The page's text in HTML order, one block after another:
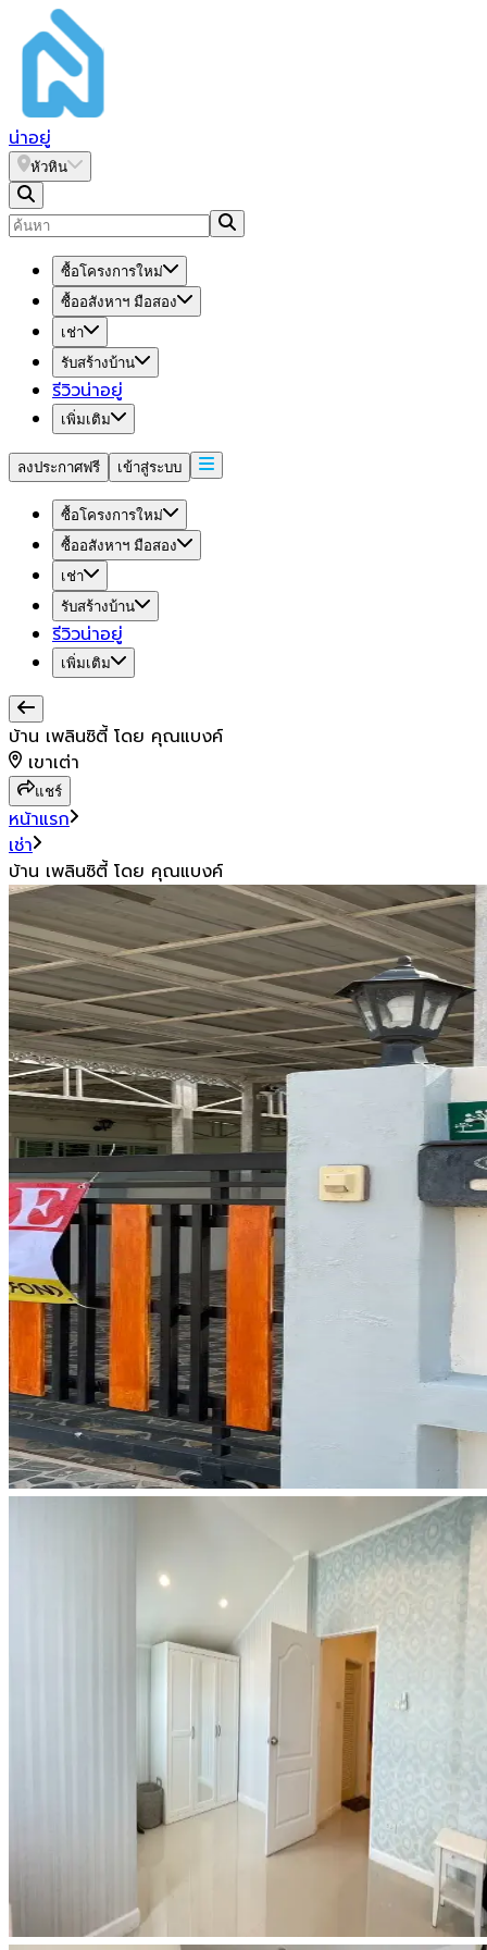
น่าอยู่
หัวหิน
ซื้อโครงการใหม่
ซื้ออสังหาฯ มือสอง
เช่า
รับสร้างบ้าน
รีวิวน่าอยู่
เพิ่มเติม
ลงประกาศฟรี เข้าสู่ระบบ
ซื้อโครงการใหม่
ซื้ออสังหาฯ มือสอง
เช่า
รับสร้างบ้าน
รีวิวน่าอยู่
เพิ่มเติม
บ้าน เพลินซิตี้ โดย คุณแบงค์
เขาเต่า
แชร์
หน้าแรก
เช่า
บ้าน เพลินซิตี้ โดย คุณแบงค์